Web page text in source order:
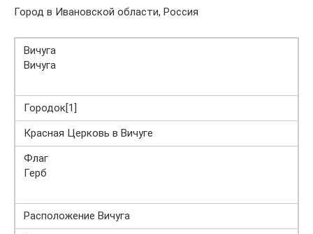
Город в Ивановской области, Россия
Вичуга
Вичуга
Городок[1]
Красная Церковь в Вичуге
Флаг
Герб
Расположение Вичуга